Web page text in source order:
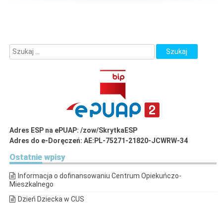
Adres ESP na ePUAP: /zow/SkrytkaESP
Adres do e-Doręczeń: AE:PL-75271-21820-JCWRW-34
Ostatnie wpisy
Informacja o dofinansowaniu Centrum Opiekuńczo-
Mieszkalnego
Dzień Dziecka w CUS